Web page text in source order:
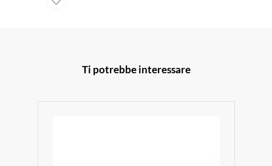
Ti potrebbe interessare